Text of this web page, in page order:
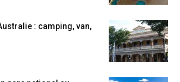
: camping, van,